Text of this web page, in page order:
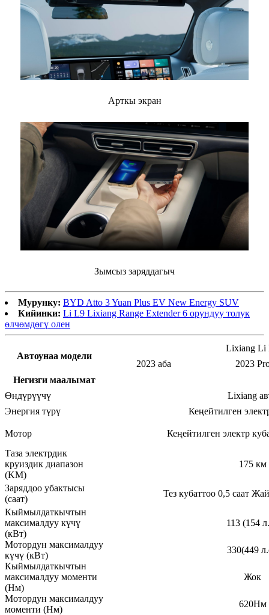
Арткы экран
Зымсыз заряддагыч
Мурунку: BYD Atto 3 Yuan Plus EV New Energy SUV
Кийинки: Li L9 Lixiang Range Extender 6 орундуу толук
өлчөмдөгү олен
Автоунаа модели
Lixiang Li
2023 аба
2023
Негизги маалымат
Өндүрүүчү
Lixiang
Энергия түрү
Кеңейтилген
Мотор
Кеңейтилген электр
Таза электрдик
круиздик диапазон
(KM)
175 км
Заряддоо убактысы
(саат)
Тез кубаттоо 0,5 саат
Кыймылдаткычтын
максималдуу күчү
(кВт)
113 (154
Мотордун максималдуу
күчү (кВт)
330(449
Кыймылдаткычтын
максималдуу моменти
(Нм)
Жок
Мотордун максималдуу
моменти (Нм)
620Нм